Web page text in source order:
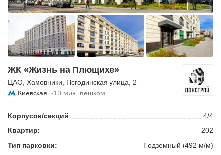
ЖК «Жизнь на Плющихе»
ЦАО Хамовники Погодинская улица , 2
Киевская ~13 мин. пешком
Корпусов/секций
4/4
Квартир:
202
Тип парковки:
Подземный (492 м/м)